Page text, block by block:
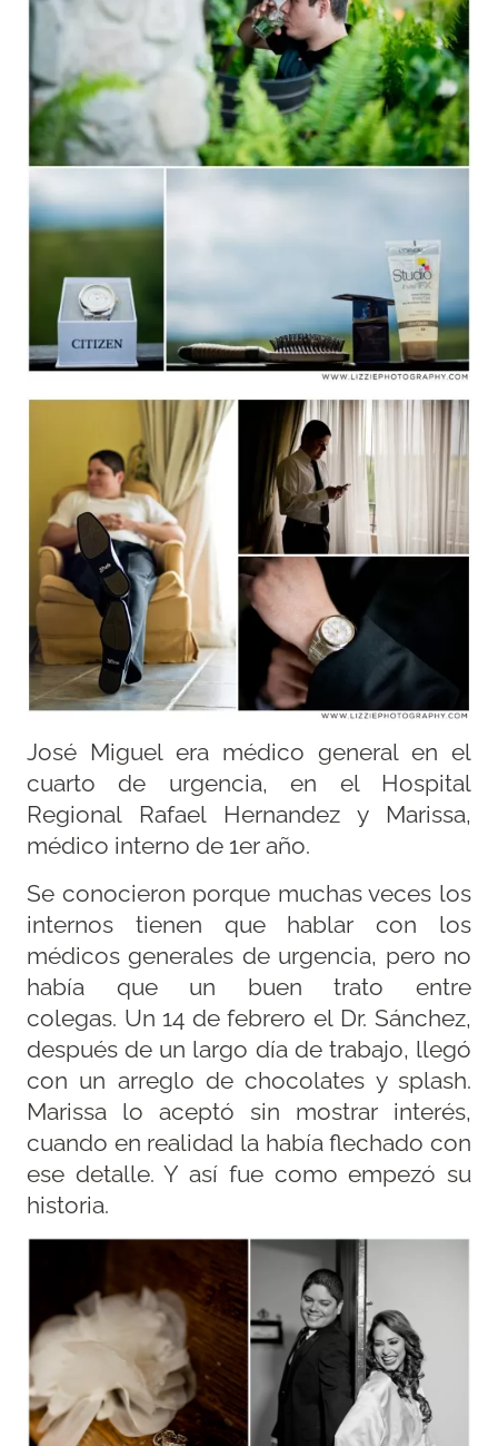
José Miguel era médico general en el
cuarto de urgencia, en el Hospital
Regional Rafael Hernandez y Marissa,
médico interno de 1er año.
Se conocieron porque muchas veces los
internos tienen que hablar con los
médicos generales de urgencia, pero no
había que un buen trato entre
colegas. Un 14 de febrero el Dr. Sánchez,
después de un largo día de trabajo, llegó
con un arreglo de chocolates y splash.
Marissa lo aceptó sin mostrar interés,
cuando en realidad la había flechado con
ese detalle. Y así fue como empezó su
historia.